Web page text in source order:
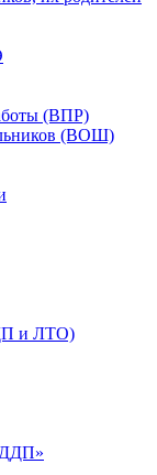
(ВПР)
(ВОШ)
и ЛТО)